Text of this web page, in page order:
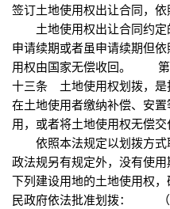
签订土地使用权出让合同，依
土地使用权出让合同约定
申请续期或者虽申请续期但
用权由国家无偿收回。
十三条 土地使用权划拨，是
在土地使用者缴纳补偿、安
用，或者将土地使用权无偿交
依照本法规定以划拨方式
政法规另有规定外，没有
下列建设用地的土地使用权
民政府依法批准划拨： （